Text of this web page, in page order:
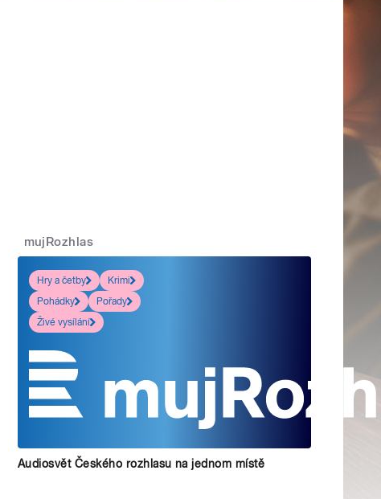
mujRozhlas
Hry a četby
Krimi
Pohádky
Pořady
Živé vysílání
Audiosvět Českého rozhlasu na jednom místě